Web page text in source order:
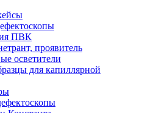
ПВК
проявитель
осветители
для капиллярной